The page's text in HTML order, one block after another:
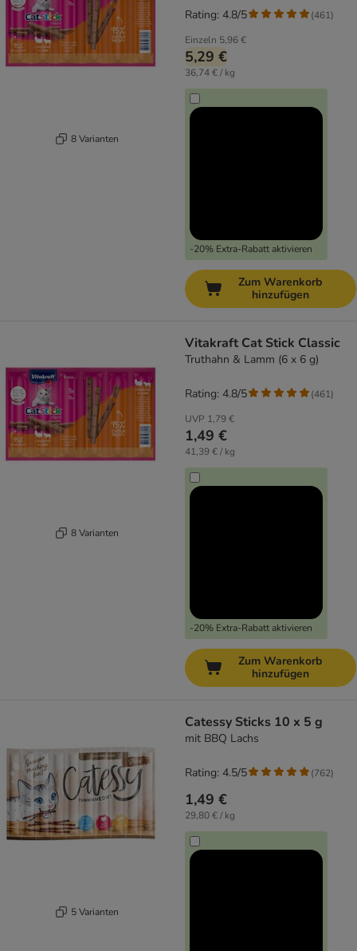
8 Varianten
Einzeln 5,96 €
5,29 €
36,74 € / kg
-20% Extra-Rabatt aktivieren
Rating: 4.8/5 (461)
Zum Warenkorb
hinzufügen
8 Varianten
Vitakraft Cat Stick Classic
Truthahn & Lamm (6 x 6 g)
UVP 1,79 €
1,49 €
41,39 € / kg
-20% Extra-Rabatt aktivieren
Rating: 4.8/5 (461)
Zum Warenkorb
hinzufügen
5 Varianten
Catessy Sticks 10 x 5 g
mit BBQ Lachs
1,49 €
29,80 € / kg
Rating: 4.5/5 (762)